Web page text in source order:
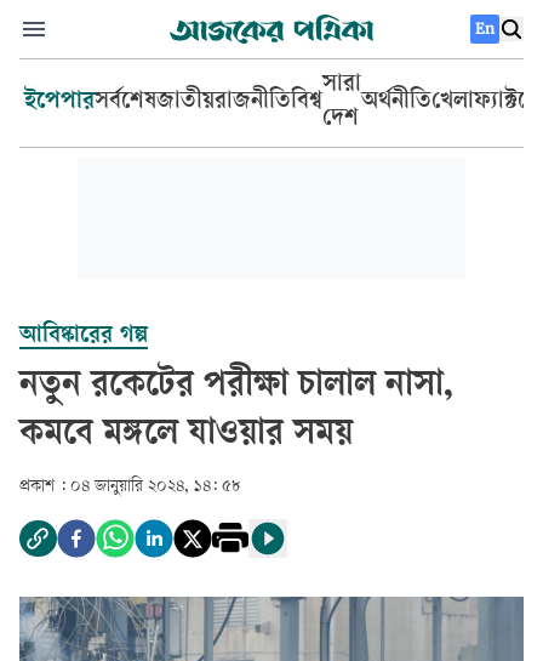
En
ইপেপারসর্বশেষজাতীয়রাজনীতিবিশ্ব
সারা
দেশ
অর্থনীতিখেলা
আবিষ্কারের গল্প
নতুন রকেটের পরীক্ষা চালাল নাসা,
কমবে মঙ্গলে যাওয়ার সময়
প্রকাশ : ০৪ জানুয়ারি ২০২৪, ১৪: ৫৮